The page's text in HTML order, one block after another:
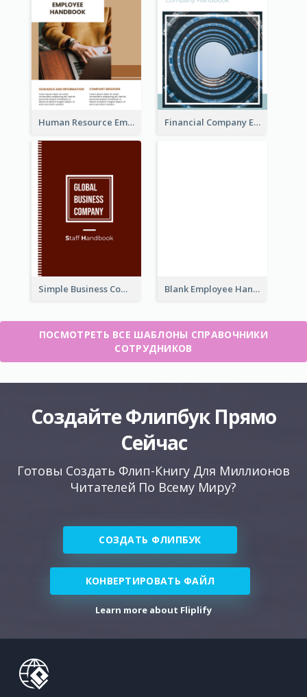
Human Resource Employee Handbook Financial Company Employee Handbook
Simple Business Company Employee Handbook Blank Employee Handbook
ПОСМОТРЕТЬ ВСЕ ШАБЛОНЫ СПРАВОЧНИКИ
СОТРУДНИКОВ
Создайте Флипбук Прямо
Сейчас
Готовы Создать Флип-Книгу Для Миллионов
Читателей По Всему Миру?
СОЗДАТЬ ФЛИПБУК
КОНВЕРТИРОВАТЬ ФАЙЛ
Learn more about Fliplify